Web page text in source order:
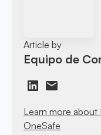
Article by
Equipo de
Learn more
OneSafe